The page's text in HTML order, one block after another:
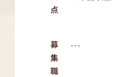
点
募
集
職
---